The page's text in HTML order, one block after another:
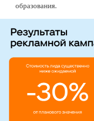
образования.